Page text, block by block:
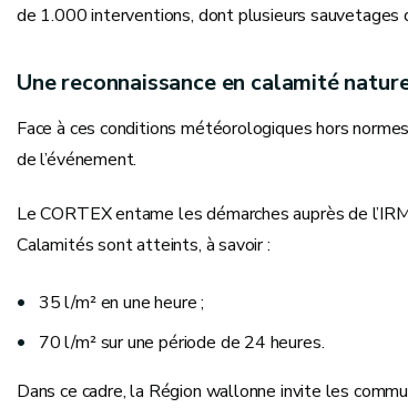
de 1.000 interventions, dont plusieurs sauvetages
Une reconnaissance en calamité
Face à ces conditions météorologiques hors
de l’événement.
Le CORTEX entame les démarches auprès de
Calamités sont atteints, à savoir :
35 l/m² en une heure ;
70 l/m² sur une période de 24 heures.
Dans ce cadre, la Région wallonne invite les